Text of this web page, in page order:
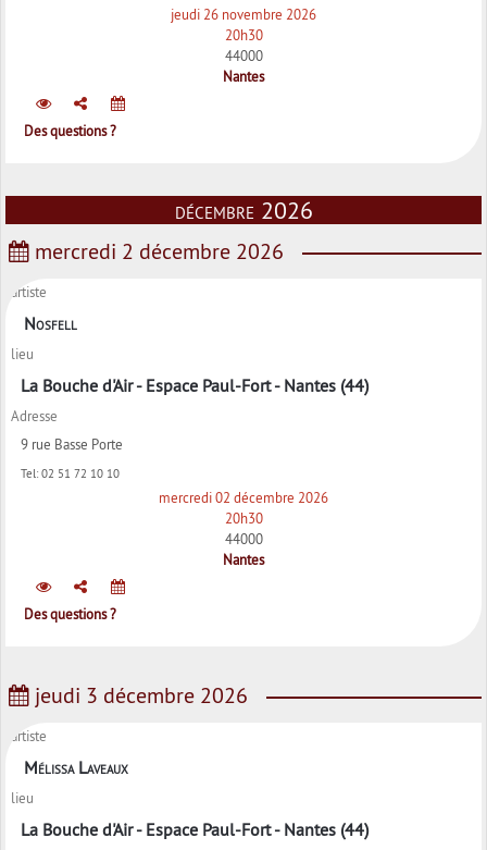
jeudi 26 novembre 2026
20h30
44000
Nantes
Des questions ?
décembre 2026
mercredi 2 décembre 2026
artiste
Nosfell
lieu
La Bouche d'Air - Espace Paul-Fort - Nantes (44)
Adresse
9 rue Basse Porte
Tel: 02 51 72 10 10
mercredi 02 décembre 2026
20h30
44000
Nantes
Des questions ?
jeudi 3 décembre 2026
artiste
Mélissa Laveaux
lieu
La Bouche d'Air - Espace Paul-Fort - Nantes (44)